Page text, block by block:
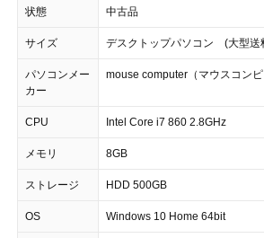
状態 中古品
サイズ デスクトップパソコン (大型送
パソコンメー
カー
mouse computer（マウスコンピ
CPU Intel Core i7 860 2.8GHz
メモリ 8GB
ストレージ HDD 500GB
OS Windows 10 Home 64bit